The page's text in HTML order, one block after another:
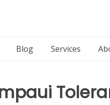
Blog Services